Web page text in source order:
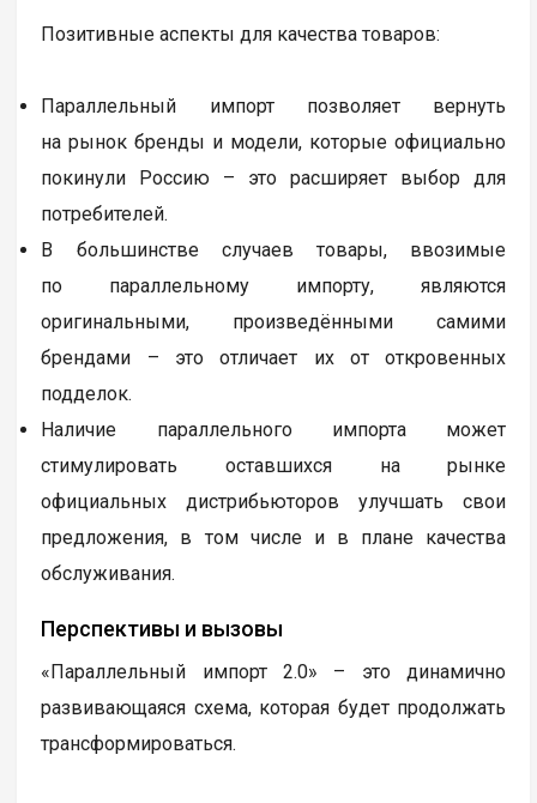
Позитивные аспекты для качества товаров:
Параллельный импорт позволяет вернуть
на рынок бренды и модели, которые официально
покинули Россию – это расширяет выбор для
потребителей.
В большинстве случаев товары, ввозимые
по параллельному импорту, являются
оригинальными, произведёнными самими
брендами – это отличает их от откровенных
подделок.
Наличие параллельного импорта может
стимулировать оставшихся на рынке
официальных дистрибьюторов улучшать свои
предложения, в том числе и в плане качества
обслуживания.
Перспективы и вызовы
«Параллельный импорт 2.0» – это динамично
развивающаяся схема, которая будет продолжать
трансформироваться.